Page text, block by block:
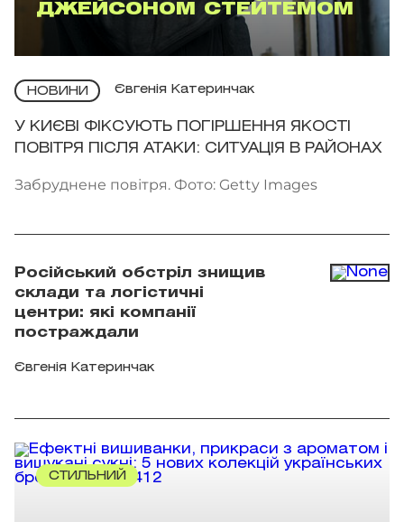
ДЖЕЙСОНОМ СТЕЙТЕМОМ
НОВИНИ Євгенія Катеринчак
У КИЄВІ ФІКСУЮТЬ ПОГІРШЕННЯ ЯКОСТІ
ПОВІТРЯ ПІСЛЯ АТАКИ: СИТУАЦІЯ В РАЙОНАХ
Забруднене повітря. Фото: Getty Images
Російський обстріл знищив
склади та логістичні
центри: які компанії
постраждали
Євгенія Катеринчак
СТИЛЬНИЙ